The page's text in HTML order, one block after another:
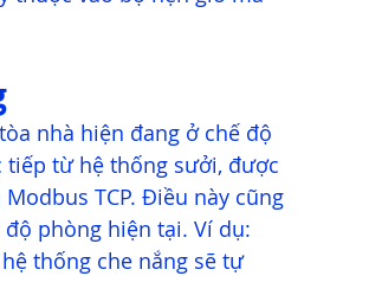
nhà hiện đang ở chế độ
từ hệ thống sưởi, được
TCP. Điều này cũng
phòng hiện tại. Ví dụ:
thống che nắng sẽ tự